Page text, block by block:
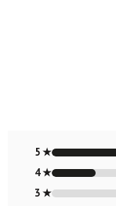
5 ★
4 ★
3 ★